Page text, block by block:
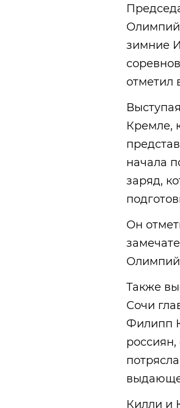
зимние
отметил
Кремле,
начала
заряд,
Он
Также
Сочи
Филипп
Килли и